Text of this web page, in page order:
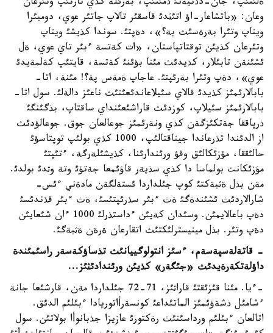
ةلئتئپ، جان-دذنيةنئ ذمئتئپ، بةرئلة كذي تارتئپ وتئرعان
وعان: «باتشاعار-اؤ اتئثدئ قاسقئر تالاپ جاتئر عوي، دومبئرا
ويناپ وتئرا بةرةسئث بة؟»، دةپتئ. سوندا كذيشئ ويناپ
وتئرعان كذيئن توقتاتپاستان، «ات كةتسة ءبئر تاي عوي، ةل
ئشئنةن تابئلار، كذيدئث مئنا بؤئنئ كةتسة، قايتئپ كةلمةيدئ
عوي»، دةپ وتئرا بةرئپتئ. عاجاپ ةمةس پة؟! مئنة، اتا-
بابالارئمئز كذيدئ قالاي سئيلاعاندئعئنئث ناعئز دالةلئ. سول اتا-
بابالارئمئز سئيلاپ، كوزدئث قاراشئعئنداي ساقتاپ، بذگئنگئ
ذرپاققا جةتكئزگةن كذي ونةرئمئز جوعالعان جوق. جوعالؤدئث
از الدئندا تذرعاندا جيناقتالئپ، 1000 كذي بولئپ توپتاسؤئ
حالئققا، مؤزئكالئق وقؤ ورئندارئنا، كذيشئلةرگة، ءتئپتئ
مؤزئكانت بولماسا دا كذي سذيةر قاؤئمعا جةتؤئ وتة وثدئ بولدئ.
مةن بذل ةثبةكتئ كوپ جئلداردا ئستةلگةن مادةني ءئس-
شارالاردئث ئشئندةگئ ةث ءبئر سذرئپتئسئ، ةث ءبئر قذندئسئ
دةپ باعالايمئن. وسئدان كةيئن ءداستذرلئ 1000 ءان شئعايئن
دةپ وتئر. بذل مينيسترلئكتئث اتقارعان ةرةن ةثبةگئ.
- قاتةلةسپةسةم، ءسئز انتولوگييانئث تذساؤكةسةر راسئمئندة
داؤلةتكةرةيدئث «جئگةر» كذيئن ورئندادئثئز...
-ءيا. مئنا قئزئقتئ قاراثئز، 71-72 جئلداردا مةن، قارشئعا جانة
ءشامئل ذشةؤئمئز الماتئداعئ كونسةرأاتوريادا ءبئلئم الدئق.
اتالعان ءبئلئم ورداسئنئث رةكتورئ عازيزا جذبانوأا بولاتئن. سول